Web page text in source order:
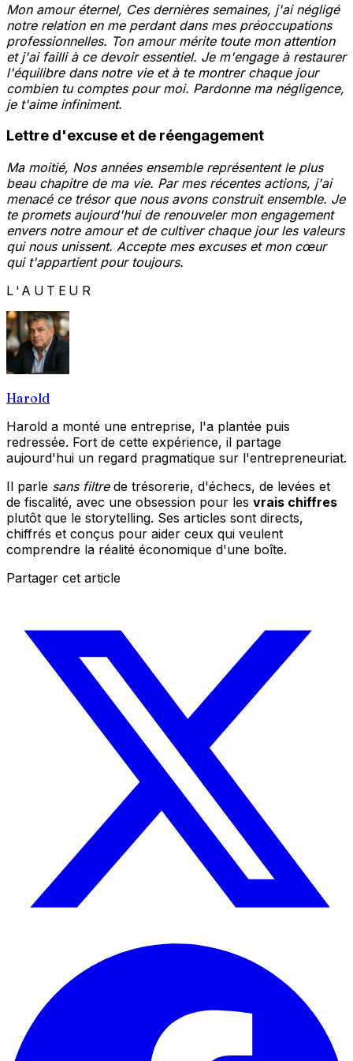
Mon amour éternel, Ces dernières semaines, j'ai négligé
notre relation en me perdant dans mes préoccupations
professionnelles. Ton amour mérite toute mon attention
et j'ai failli à ce devoir essentiel. Je m'engage à restaurer
l'équilibre dans notre vie et à te montrer chaque jour
combien tu comptes pour moi. Pardonne ma négligence,
je t'aime infiniment.
Lettre d'excuse et de réengagement
Ma moitié, Nos années ensemble représentent le plus
beau chapitre de ma vie. Par mes récentes actions, j'ai
menacé ce trésor que nous avons construit ensemble. Je
te promets aujourd'hui de renouveler mon engagement
envers notre amour et de cultiver chaque jour les valeurs
qui nous unissent. Accepte mes excuses et mon cœur
qui t'appartient pour toujours.
L'AUTEUR
Harold
Harold a monté une entreprise, l'a plantée puis
redressée. Fort de cette expérience, il partage
aujourd'hui un regard pragmatique sur l'entrepreneuriat.
Il parle sans filtrede trésorerie, d'échecs, de levées et
de fiscalité, avec une obsession pour les vrais chiffres
plutôt que le storytelling. Ses articles sont directs,
chiffrés et conçus pour aider ceux qui veulent
comprendre la réalité économique d'une boîte.
Partager cet article